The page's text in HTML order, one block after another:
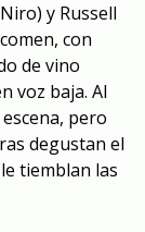
y Russell
con
de vino
voz baja. Al
pero
degustan el
tiemblan las